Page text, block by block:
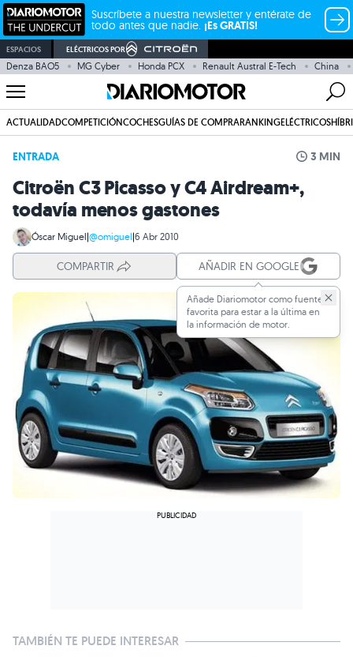
Suscríbete a nuestra newsletter y entérate de
todo antes que nadie. ¡Es GRATIS!
ESPACIOS ELÉCTRICOS POR
Denza BAO5 MG Cyber Honda PCX Renault Austral E-Tech China
ACTUALIDADCOMPETICIÓNCOCHESGUÍAS DE COMPRARANKINGELÉCTRICOS
ENTRADA 3 MIN
Citroën C3 Picasso y C4 Airdream+,
todavía menos gastones
Óscar Miguel|@omiguel|6 Abr 2010
COMPARTIR AÑADIR EN GOOGLE
Añade Diariomotor como fuente
favorita para estar a la última en
la información de motor.
TAMBIÉN TE PUEDE INTERESAR